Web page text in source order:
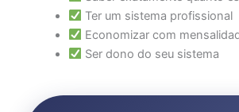
Ter um sistema profissional
Economizar com
Ser dono do seu sistema